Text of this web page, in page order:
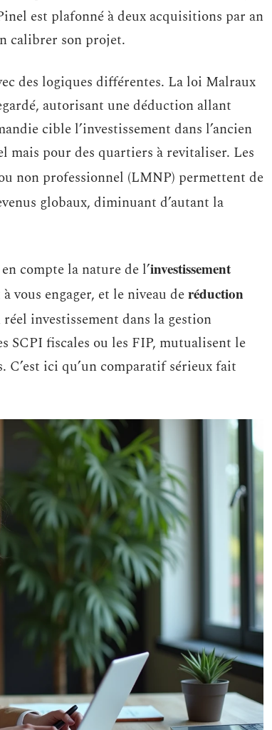
est plafonné à deux acquisitions par an
calibrer son projet.
des logiques différentes. La loi Malraux
autorisant une déduction allant
cible l’investissement dans l’ancien
mais pour des quartiers à revitaliser. Les
non professionnel (LMNP) permettent de
globaux, diminuant d’autant la
compte la nature de l’investissement
vous engager, et le niveau deréduction
investissement dans la gestion
SCPI fiscales ou les FIP, mutualisent le
C’est ici qu’un comparatif sérieux fait